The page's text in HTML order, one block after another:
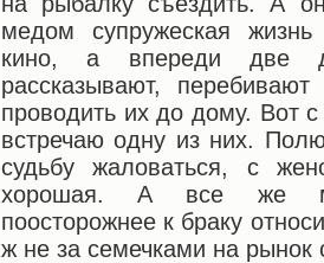
медом супружеская
кино, а впереди две
рассказывают,
проводить их до дому. Вот
встречаю одну из них.
судьбу жаловаться, с
хорошая. А все же
поосторожнее к браку
ж не за семечками на рынок